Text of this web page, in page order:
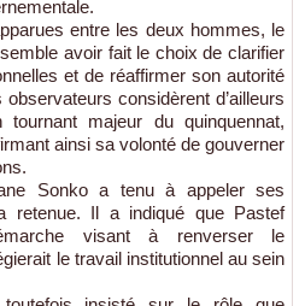
entre les deux hommes, le
avoir fait le choix de clarifier
et de réaffirmer son autorité
considèrent d’ailleurs
majeur du quinquennat,
ainsi sa volonté de gouverner
Sonko a tenu à appeler ses
retenue. Il a indiqué que Pastef
visant à renverser le
le travail institutionnel au sein